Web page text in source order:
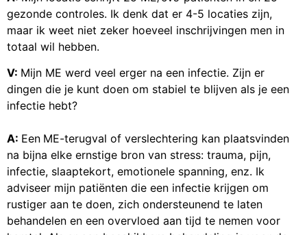
gezonde controles. Ik denk dat er 4-5 locaties zijn,
maar ik weet niet zeker hoeveel inschrijvingen men in
totaal wil hebben.
V: Mijn ME werd veel erger na een infectie. Zijn er
dingen die je kunt doen om stabiel te blijven als je een
infectie hebt?
A: Een ME-terugval of verslechtering kan plaatsvinden
na bijna elke ernstige bron van stress: trauma, pijn,
infectie, slaaptekort, emotionele spanning, enz. Ik
adviseer mijn patiënten die een infectie krijgen om
rustiger aan te doen, zich ondersteunend te laten
behandelen en een overvloed aan tijd te nemen voor